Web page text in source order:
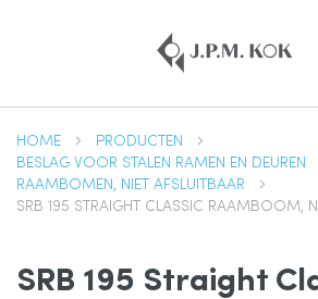
HOME
PRODUCTEN
BESLAG VOOR STALEN RAMEN EN DEUREN
RAAMBOMEN, NIET AFSLUITBAAR
SRB 195 STRAIGHT CLASSIC RAAMBOOM,
SRB 195 Straight